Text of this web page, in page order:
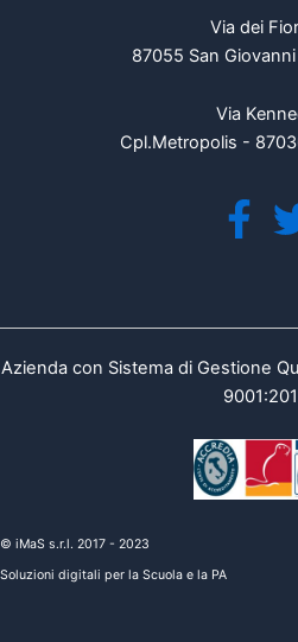
Via dei
87055 San
Via
Cpl.Metropolis -
Azienda con Sistema di Gestione
© iMaS s.r.l. 2017 - 2023
Soluzioni digitali per la Scuola e la PA